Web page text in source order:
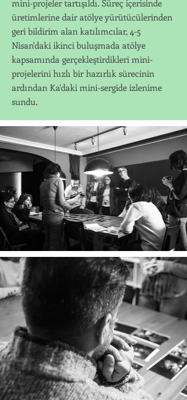
mini-projeler tartışıldı. Süreç içerisinde
üretimlerine dair atölye yürütücülerinden
geri bildirim alan katılımcılar, 4-5
Nisan'daki ikinci buluşmada atölye
kapsamında gerçekleştirdikleri mini-
projelerini hızlı bir hazırlık sürecinin
ardından Ka'daki mini-sergide izlenime
sundu.